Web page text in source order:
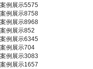
案例展示5575
案例展示8758
案例展示8968
案例展示852
案例展示6345
案例展示704
案例展示3083
案例展示1657